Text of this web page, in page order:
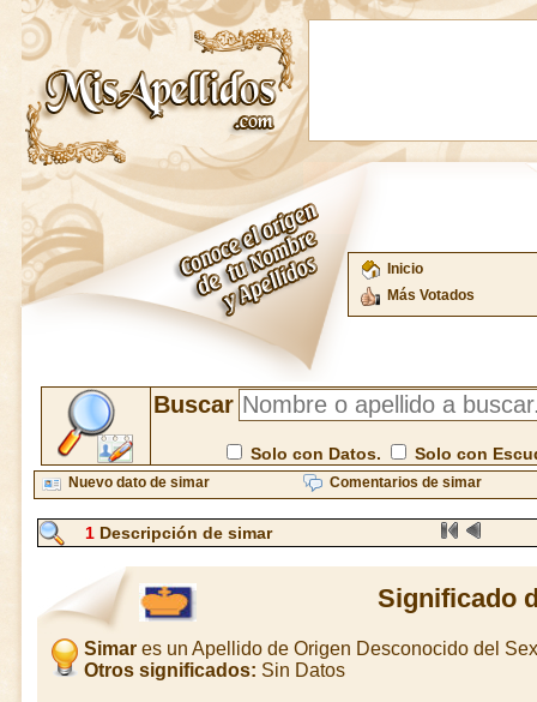
Inicio
Más Votados
Buscar
Solo con Datos. Solo con
Nuevo dato de simar Comentarios de simar
1 Descripción de simar
Significado
Simares un Apellido de Origen Desconocido del
Otros significados: Sin Datos